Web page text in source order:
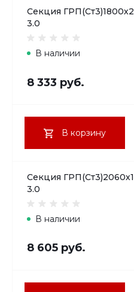
Секция
3.0
В наличии
8 333 руб.
В корзину
Секция
3.0
В наличии
8 605 руб.